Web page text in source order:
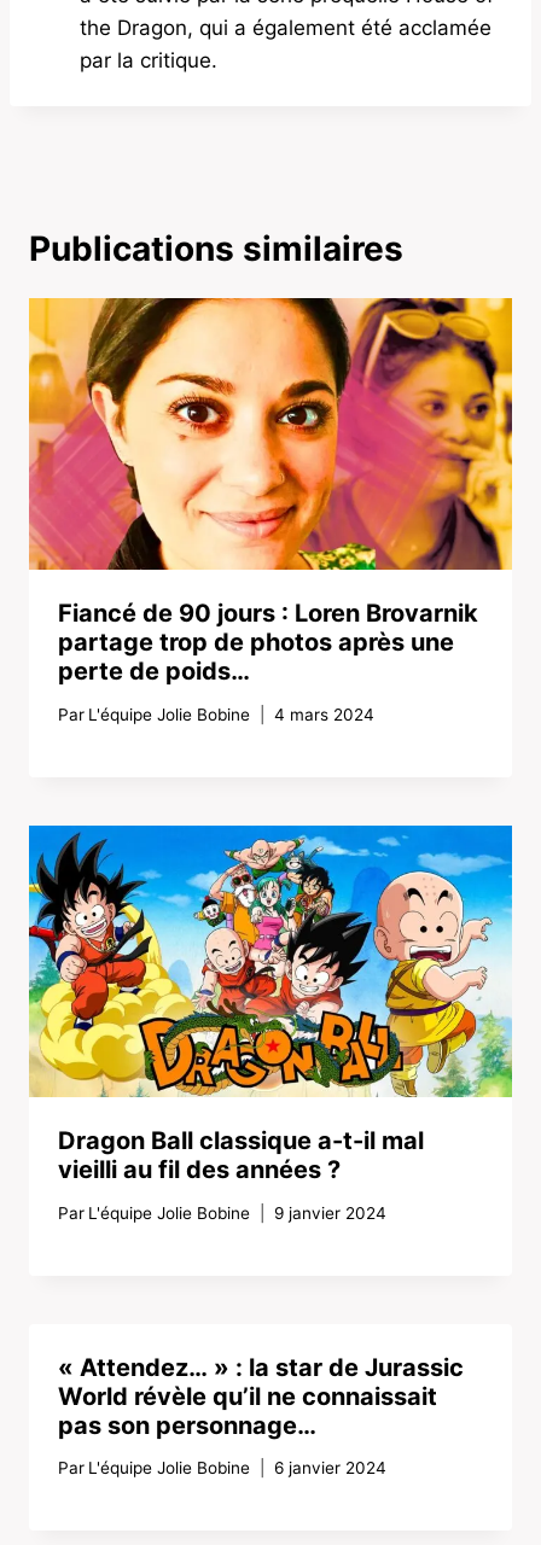
the Dragon, qui a également été acclamée
par la critique.
Publications similaires
Fiancé de 90 jours : Loren Brovarnik
partage trop de photos après une
perte de poids…
Par L'équipe Jolie Bobine 4 mars 2024
Dragon Ball classique a-t-il mal
vieilli au fil des années ?
Par L'équipe Jolie Bobine 9 janvier 2024
« Attendez… » : la star de Jurassic
World révèle qu’il ne connaissait
pas son personnage…
Par L'équipe Jolie Bobine 6 janvier 2024